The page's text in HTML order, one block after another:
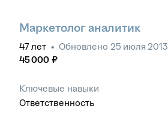
Маркетолог аналитик
47лет • Обновлено 25 июля 2013
45 000 ₽
Ключевые навыки
Ответственность